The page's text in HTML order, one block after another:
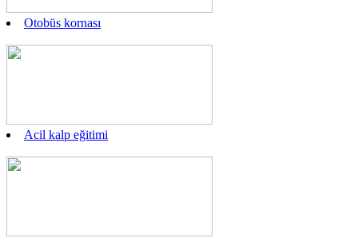
Otobüs kornası
Acil kalp eğitimi